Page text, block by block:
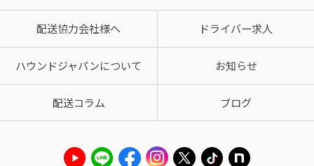
配送協力会社様へ ドライバー求人
ハウンドジャパンについて お知らせ
配送コラム ブログ